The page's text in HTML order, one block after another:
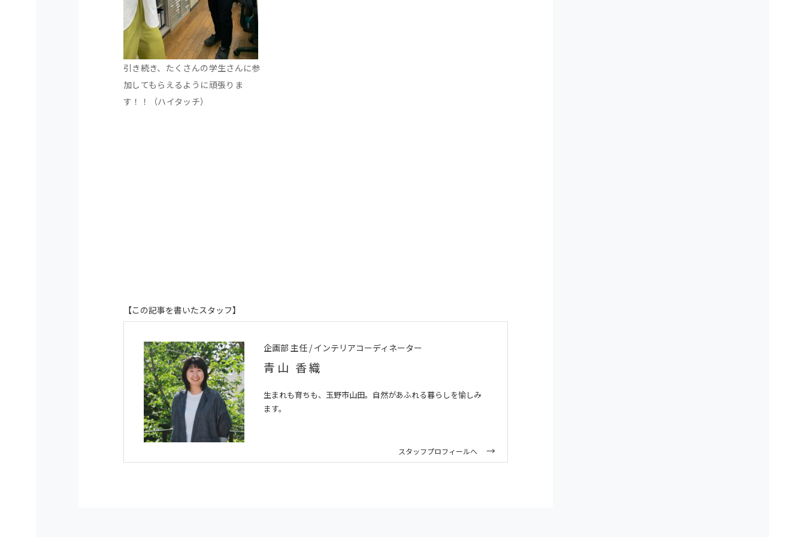
引き続き、たくさんの学生さんに参
加してもらえるように頑張りま
す！！（ハイタッチ）
【この記事を書いたスタッフ】
企画部 主任 / インテリアコーディネーター
青山 香織
生まれも育ちも、玉野市山田。自然があふれる暮らしを愉しみ
ます。
スタッフプロフィールへ